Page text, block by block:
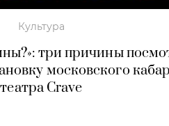
Культура
три причины
московского
театра Crave